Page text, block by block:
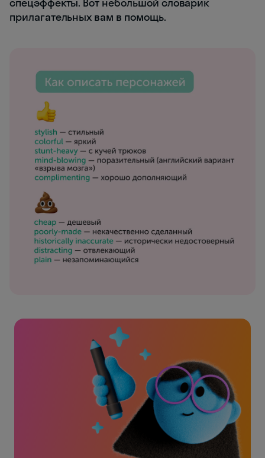
спецэффекты. Вот небольшой словарик
прилагательных вам в помощь.